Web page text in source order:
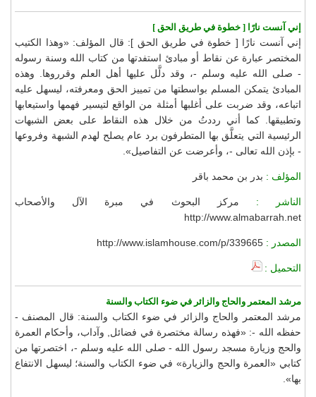
إني آنست نارًا [ خطوة في طريق الحق ]
إني آنست نارًا [ خطوة في طريق الحق ]: قال المؤلف: «وهذا الكتيب
المختصر عبارة عن نقاط أو مبادئ استفدتها من كتاب الله وسنة رسوله
- صلى الله عليه وسلم -، وقد دلَّل عليها أهل العلم وقرروها. وهذه
المبادئ يتمكن المسلم بواسطتها من تمييز الحق ومعرفته، ليسهل عليه
اتباعه، وقد ضربت على أغلبها أمثلة من الواقع لتيسير فهمها واستيعابها
وتطبيقها. كما أني رددتُ من خلال هذه النقاط على بعض الشبهات
الرئيسية التي يتعلَّق بها المتطرفون برد عام يصلح لهدم الشبهة وفروعها
- بإذن الله تعالى -، وأعرضت عن التفاصيل».
المؤلف : بدر بن محمد باقر
الناشر : مركز البحوث في مبرة الآل والأصحاب
http://www.almabarrah.net
المصدر : http://www.islamhouse.com/p/339665
التحميل :
مرشد المعتمر والحاج والزائر في ضوء الكتاب والسنة
مرشد المعتمر والحاج والزائر في ضوء الكتاب والسنة: قال المصنف -
حفظه الله -: «فهذه رسالة مختصرة في فضائل, وآداب، وأحكام العمرة
والحج وزيارة مسجد رسول الله - صلى الله عليه وسلم -، اختصرتها من
كتابي «العمرة والحج والزيارة» في ضوء الكتاب والسنة؛ ليسهل الانتفاع
بها».